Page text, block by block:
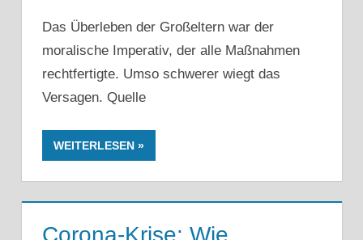
Das Überleben der Großeltern war der
moralische Imperativ, der alle Maßnahmen
rechtfertigte. Umso schwerer wiegt das
Versagen. Quelle
WEITERLESEN
Corona-Krise: Wie